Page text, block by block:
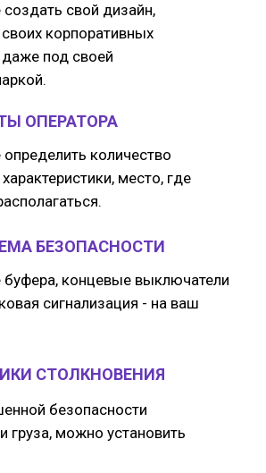
свой дизайн,
корпоративных
даже под своей
ОПЕРАТОРА
количество
характеристики, место, где
СТОЛКНОВЕНИЯ
безопасности
груза, можно установить
БЕЗОПАСНОСТИ
концевые выключатели
сигнализация - на ваш